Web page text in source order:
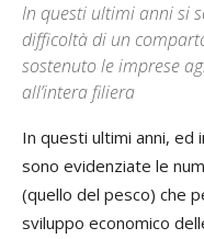
In questi ultimi anni si
difficoltà di un
sostenuto le imprese
all’intera filiera
In questi ultimi anni, ed
sono evidenziate le
(quello del pesco) che
sviluppo economico